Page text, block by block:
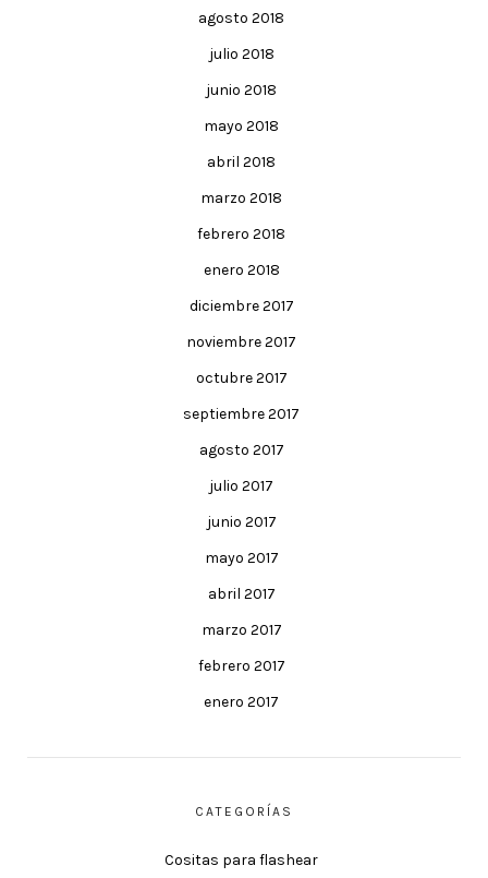
agosto 2018
julio 2018
junio 2018
mayo 2018
abril 2018
marzo 2018
febrero 2018
enero 2018
diciembre 2017
noviembre 2017
octubre 2017
septiembre 2017
agosto 2017
julio 2017
junio 2017
mayo 2017
abril 2017
marzo 2017
febrero 2017
enero 2017
CATEGORÍAS
Cositas para flashear